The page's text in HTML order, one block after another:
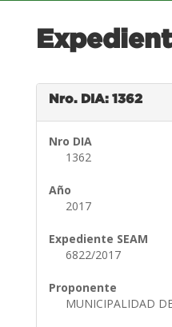
Nro. DIA: 1362
Nro DIA
1362
Año
2017
Expediente SEAM
6822/2017
Proponente
MUNICIPALIDAD